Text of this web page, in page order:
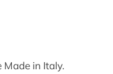
in Italy.